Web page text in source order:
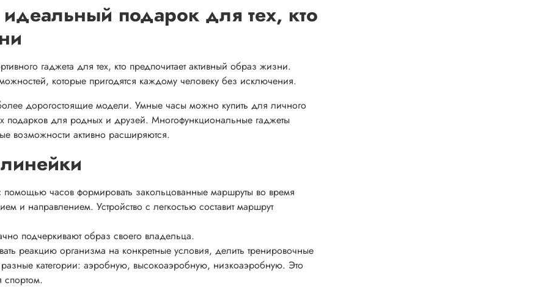
подарок для тех, кто
гаджета для тех, кто предпочитает активный образ жизни.
которые пригодятся каждому человеку без исключения.
дорогостоящие модели. Умные часы можно купить для личного
подарков для родных и друзей. Многофункциональные гаджеты
возможности активно расширяются.
часов формировать закольцованные маршруты во время
и направлением. Устройство с легкостью составит маршрут
подчеркивают образ своего владельца.
реакцию организма на конкретные условия, делить тренировочные
категории: аэробную, высокоаэробную, низкоаэробную. Это
спортом.